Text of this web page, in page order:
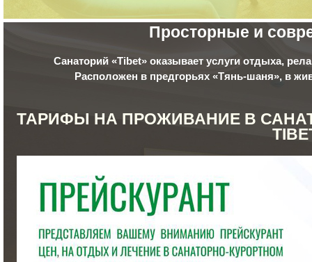
Просторные и
Санаторий «Tibet» оказывает услуги отдыха,
Расположен в предгорьях «Тянь-шаня», в
ТАРИФЫ НА ПРОЖИВАНИЕ В